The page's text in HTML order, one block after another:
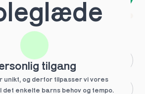
Spring over
9 for at finde den rette tutor
Andet
tilgang
unikt, og derfor tilpasser vi vores
det enkelte barns behov og tempo.